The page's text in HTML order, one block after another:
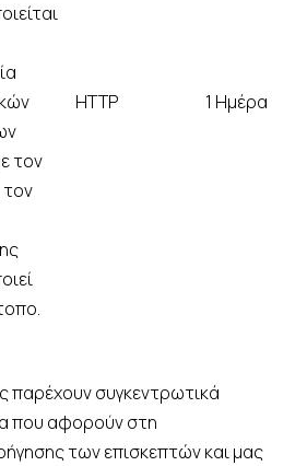
τον
HTTP 1 Ημέρα
παρέχουν συγκεντρωτικά
που αφορούν στη
των επισκεπτών και μας